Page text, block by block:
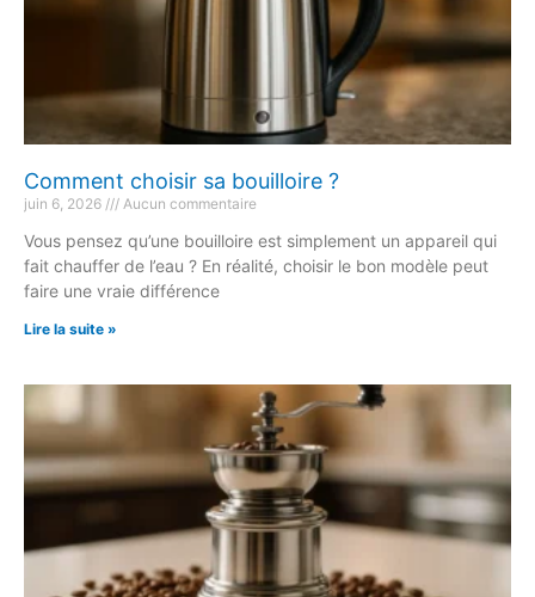
Comment choisir sa bouilloire ?
juin 6, 2026 Aucun commentaire
Vous pensez qu’une bouilloire est simplement un appareil qui
fait chauffer de l’eau ? En réalité, choisir le bon modèle peut
faire une vraie différence
Lire la suite »